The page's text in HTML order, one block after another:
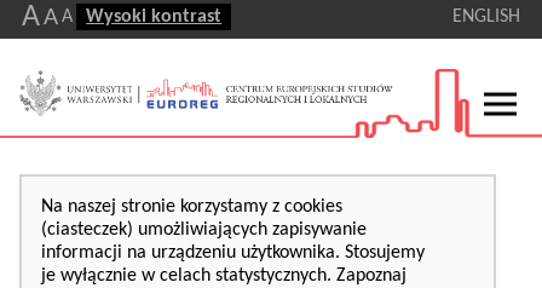
AA A Wysoki kontrast ENGLISH
Na naszej stronie korzystamy z cookies
(ciasteczek) umożliwiających zapisywanie
informacji na urządzeniu użytkownika. Stosujemy
je wyłącznie w celach statystycznych. Zapoznaj